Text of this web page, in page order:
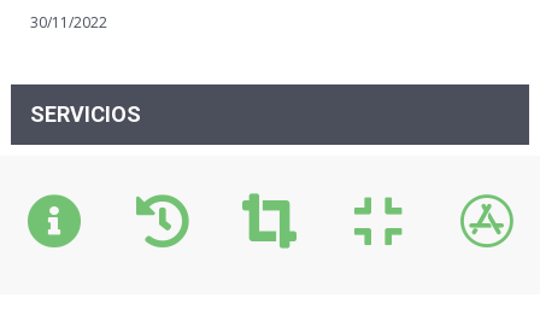
30/11/2022
SERVICIOS